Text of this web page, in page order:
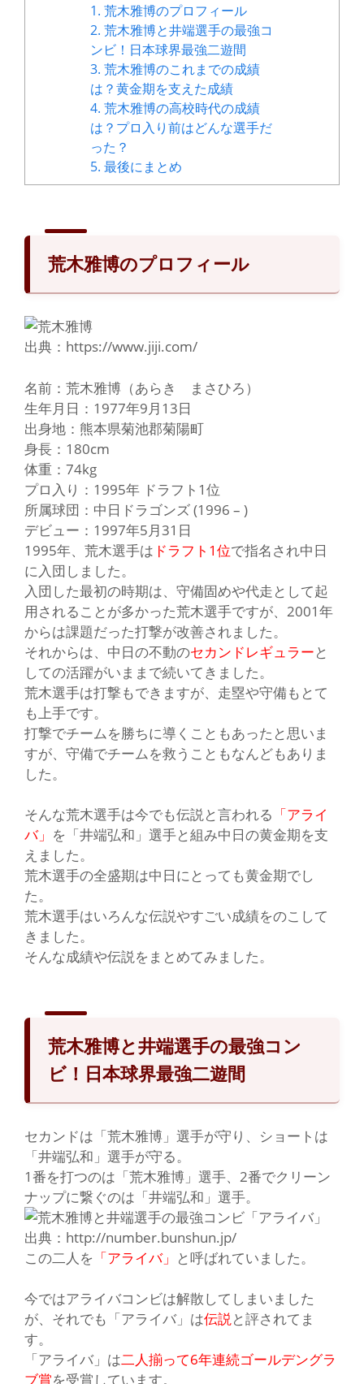
1. 荒木雅博のプロフィール
2. 荒木雅博と井端選手の最強コ
ンビ！日本球界最強二遊間
3. 荒木雅博のこれまでの成績
は？黄金期を支えた成績
4. 荒木雅博の高校時代の成績
は？プロ入り前はどんな選手だ
った？
5. 最後にまとめ
荒木雅博のプロフィール
出典：https://www.jiji.com/
名前：荒木雅博（あらき まさひろ）
生年月日：1977年9月13日
出身地：熊本県菊池郡菊陽町
身長：180cm
体重：74kg
プロ入り：1995年 ドラフト1位
所属球団：中日ドラゴンズ (1996 – )
デビュー：1997年5月31日
1995年、荒木選手は ドラフト1位で指名され中日
に入団しました。
入団した最初の時期は、守備固めや代走として起
用されることが多かった荒木選手ですが、2001年
からは課題だった打撃が改善されました。
それからは、中日の不動のセカンドレギュラーと
しての活躍がいままで続いてきました。
荒木選手は打撃もできますが、 走塁や守備もとて
も上手です。
打撃でチームを勝ちに導くこともあったと思いま
すが、守備でチームを救うこともなんどもありま
した。
そんな荒木選手は今でも伝説と言われる 「アライ
バ」 を 「井端弘和」 選手と組み中日の黄金期を支
えました。
荒木選手の全盛期は中日にとっても黄金期でし
た。
荒木選手はいろんな伝説やすごい成績をのこして
きました。
そんな成績や伝説をまとめてみました。
荒木雅博と井端選手の最強コン
ビ！日本球界最強二遊間
セカンドは 「荒木雅博」 選手が守り、ショートは
「井端弘和」 選手が守る。
1番を打つのは 「荒木雅博」 選手、2番でクリーン
ナップに繋ぐのは 「井端弘和」 選手。
出典：http://number.bunshun.jp/
この二人を 「アライバ」 と呼ばれていました。
今ではアライバコンビは解散してしまいました
が、それでも 「アライバ」 は伝説と評されてま
す。
「アライバ」 は二人揃って6年連続ゴールデングラ
ブ賞を受賞しています。